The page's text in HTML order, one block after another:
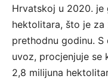
Hrvatskoj u 2020. je
hektolitara, što je za
prethodnu godinu.
uvoz, procjenjuje se
2,8 milijuna